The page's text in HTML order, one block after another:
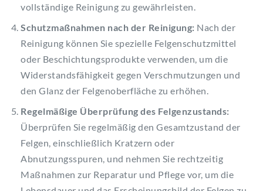
vollständige Reinigung zu gewährleisten.
Schutzmaßnahmen nach der Reinigung: Nach der
Reinigung können Sie spezielle Felgenschutzmittel
oder Beschichtungsprodukte verwenden, um die
Widerstandsfähigkeit gegen Verschmutzungen und
den Glanz der Felgenoberfläche zu erhöhen.
Regelmäßige Überprüfung des Felgenzustands:
Überprüfen Sie regelmäßig den Gesamtzustand der
Felgen, einschließlich Kratzern oder
Abnutzungsspuren, und nehmen Sie rechtzeitig
Maßnahmen zur Reparatur und Pflege vor, um die